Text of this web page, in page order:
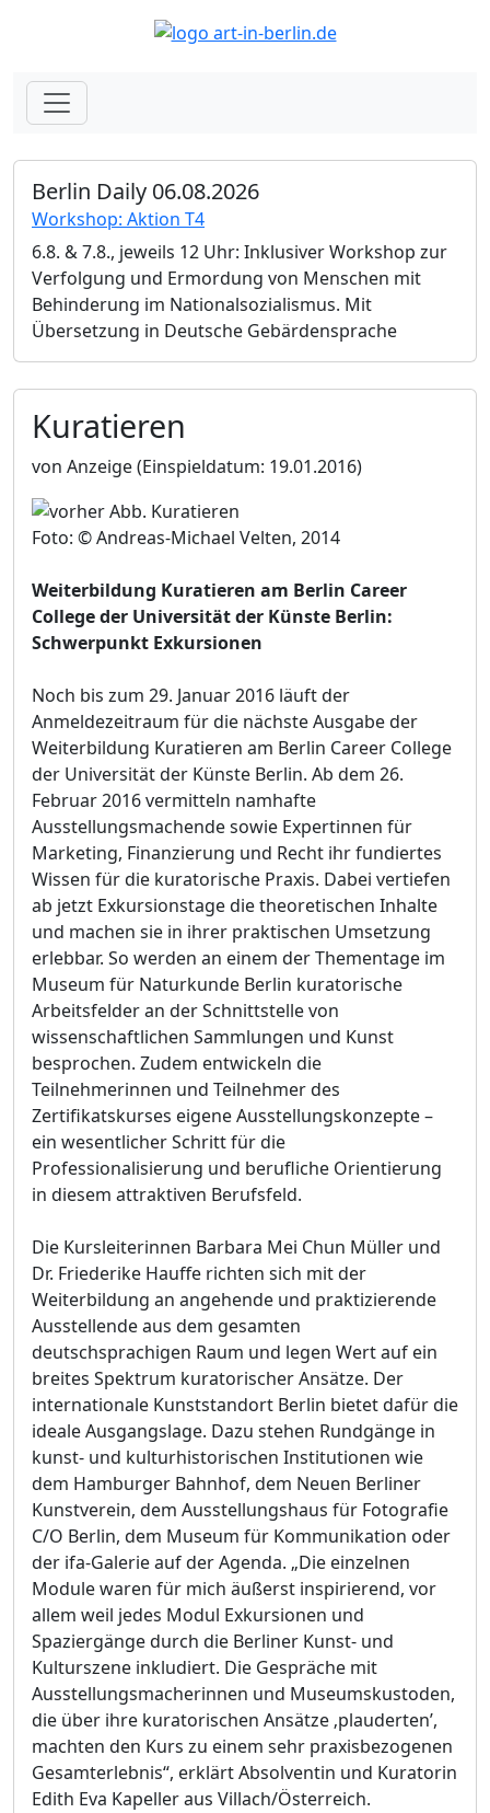
Berlin Daily 06.08.2026
Workshop: Aktion T4
6.8. & 7.8., jeweils 12 Uhr: Inklusiver Workshop zur
Verfolgung und Ermordung von Menschen mit
Behinderung im Nationalsozialismus. Mit
Übersetzung in Deutsche Gebärdensprache
Kuratieren
von Anzeige(Einspieldatum: 19.01.2016)
Foto: © Andreas-Michael Velten, 2014
Weiterbildung Kuratieren am Berlin Career
College der Universität der Künste Berlin:
Schwerpunkt Exkursionen
Noch bis zum 29. Januar 2016 läuft der
Anmeldezeitraum für die nächste Ausgabe der
Weiterbildung Kuratieren am Berlin Career College
der Universität der Künste Berlin. Ab dem 26.
Februar 2016 vermitteln namhafte
Ausstellungsmachende sowie Expertinnen für
Marketing, Finanzierung und Recht ihr fundiertes
Wissen für die kuratorische Praxis. Dabei vertiefen
ab jetzt Exkursionstage die theoretischen Inhalte
und machen sie in ihrer praktischen Umsetzung
erlebbar. So werden an einem der Thementage im
Museum für Naturkunde Berlin kuratorische
Arbeitsfelder an der Schnittstelle von
wissenschaftlichen Sammlungen und Kunst
besprochen. Zudem entwickeln die
Teilnehmerinnen und Teilnehmer des
Zertifikatskurses eigene Ausstellungskonzepte –
ein wesentlicher Schritt für die
Professionalisierung und berufliche Orientierung
in diesem attraktiven Berufsfeld.
Die Kursleiterinnen Barbara Mei Chun Müller und
Dr. Friederike Hauffe richten sich mit der
Weiterbildung an angehende und praktizierende
Ausstellende aus dem gesamten
deutschsprachigen Raum und legen Wert auf ein
breites Spektrum kuratorischer Ansätze. Der
internationale Kunststandort Berlin bietet dafür die
ideale Ausgangslage. Dazu stehen Rundgänge in
kunst- und kulturhistorischen Institutionen wie
dem Hamburger Bahnhof, dem Neuen Berliner
Kunstverein, dem Ausstellungshaus für Fotografie
C/O Berlin, dem Museum für Kommunikation oder
der ifa-Galerie auf der Agenda. „Die einzelnen
Module waren für mich äußerst inspirierend, vor
allem weil jedes Modul Exkursionen und
Spaziergänge durch die Berliner Kunst- und
Kulturszene inkludiert. Die Gespräche mit
Ausstellungsmacherinnen und Museumskustoden,
die über ihre kuratorischen Ansätze ‚plauderten’,
machten den Kurs zu einem sehr praxisbezogenen
Gesamterlebnis“, erklärt Absolventin und Kuratorin
Edith Eva Kapeller aus Villach/Österreich.